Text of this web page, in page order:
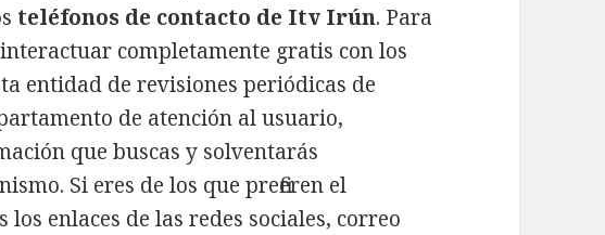
teléfonos de contacto de Itv Irún. Para
completamente gratis con los
entidad de revisiones periódicas de
de atención al usuario,
que buscas y solventarás
Si eres de los que prefieren el
enlaces de las redes sociales, correo